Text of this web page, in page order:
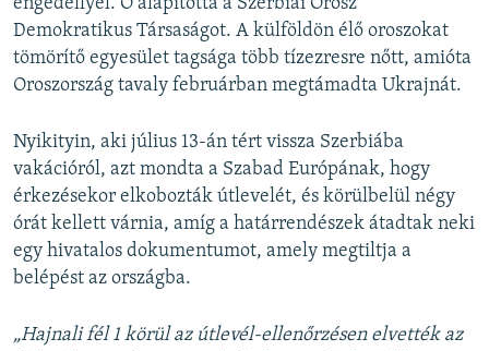
engedéllyel. Ő alapította a Szerbiai Orosz
Demokratikus Társaságot. A külföldön élő oroszokat
tömörítő egyesület tagsága több tízezresre nőtt, amióta
Oroszország tavaly februárban megtámadta Ukrajnát.
Nyikityin, aki július 13-án tért vissza Szerbiába
vakációról, azt mondta a Szabad Európának, hogy
érkezésekor elkobozták útlevelét, és körülbelül négy
órát kellett várnia, amíg a határrendészek átadtak neki
egy hivatalos dokumentumot, amely megtiltja a
belépést az országba.
„Hajnali fél 1 körül az útlevél-ellenőrzésen elvették az